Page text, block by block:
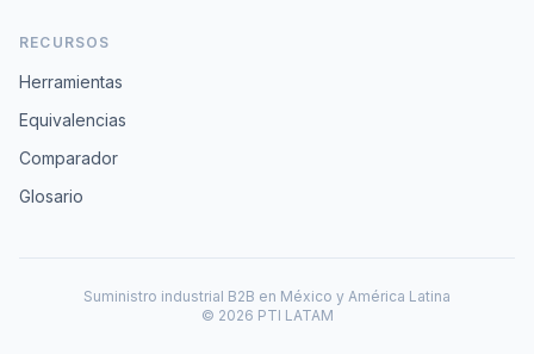
RECURSOS
Herramientas
Equivalencias
Comparador
Glosario
Suministro industrial B2B en México y América Latina
© 2026 PTI LATAM